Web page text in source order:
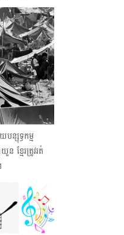
ន្សុទ្ធកម្ម
ខ្មែរត្រូវរត់